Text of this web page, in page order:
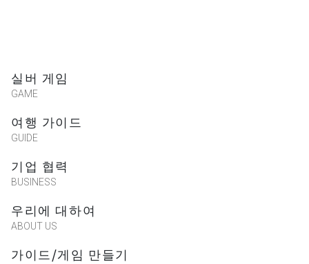
실버 게임
GAME
여행 가이드
GUIDE
기업 협력
BUSINESS
우리에 대하여
ABOUT US
가이드/게임 만들기